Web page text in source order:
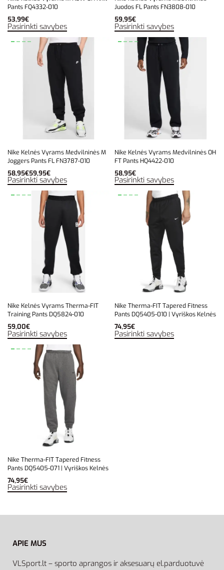
Pants FQ4332-010
53,99€
Pasirinkti savybes
Juodos FL Pants FN3808-010
59,95€
Pasirinkti savybes
Nike Kelnės Vyrams Medvilninės M
Joggers Pants FL FN3787-010
58,95€59,95€
Pasirinkti savybes
Nike Kelnės Vyrams Medvilninės OH
FT Pants HQ4422-010
58,95€
Pasirinkti savybes
Nike Kelnės Vyrams Therma-FIT
Training Pants DQ5824-010
59,00€
Pasirinkti savybes
Nike Therma-FIT Tapered Fitness
Pants DQ5405-010 | Vyriškos Kelnės
74,95€
Pasirinkti savybes
Nike Therma-FIT Tapered Fitness
Pants DQ5405-071 | Vyriškos Kelnės
74,95€
Pasirinkti savybes
APIE MUS
VLSport.lt – sporto aprangos ir aksesuarų el.parduotuvė